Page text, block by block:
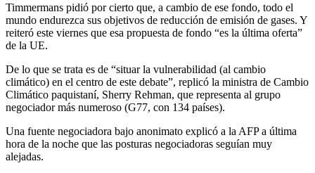
Timmermans pidió por cierto que, a cambio de ese fondo, todo el
mundo endurezca sus objetivos de reducción de emisión de gases. Y
reiteró este viernes que esa propuesta de fondo “es la última oferta”
de la UE.
De lo que se trata es de “situar la vulnerabilidad (al cambio
climático) en el centro de este debate”, replicó la ministra de Cambio
Climático paquistaní, Sherry Rehman, que representa al grupo
negociador más numeroso (G77, con 134 países).
Una fuente negociadora bajo anonimato explicó a la AFP a última
hora de la noche que las posturas negociadoras seguían muy
alejadas.